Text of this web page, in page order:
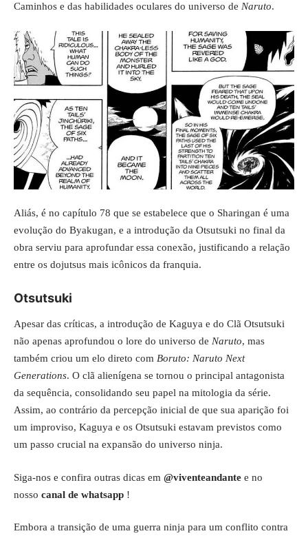
Caminhos e das habilidades oculares do universo de Naruto.
Aliás, é no capítulo 78 que se estabelece que o Sharingan é uma
evolução do Byakugan, e a introdução da Otsutsuki no final da
obra serviu para aprofundar essa conexão, justificando a relação
entre os dojutsus mais icônicos da franquia.
Otsutsuki
Apesar das críticas, a introdução de Kaguya e do Clã Otsutsuki
não apenas aprofundou o lore do universo de Naruto, mas
também criou um elo direto com Boruto: Naruto Next
Generations. O clã alienígena se tornou o principal antagonista
da sequência, consolidando seu papel na mitologia da série.
Assim, ao contrário da percepção inicial de que sua aparição foi
um improviso, Kaguya e os Otsutsuki estavam previstos como
um passo crucial na expansão do universo ninja.
Siga-nos e confira outras dicas em @viventeandante e no
nosso canal de whatsapp !
Embora a transição de uma guerra ninja para um conflito contra